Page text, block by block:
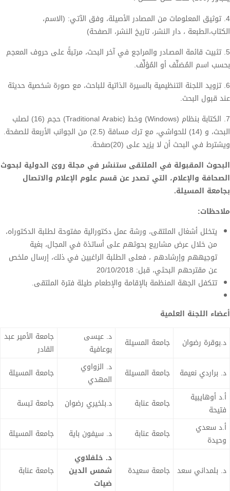
4. توثيق المعلومات من المصادر الأصيلة، وفق الآتي: (الاسم،
الكتاب،الطبعة ، دار النشر، تاريخ النشر، الصفحة)
5. تثبيت قائمة المصـادر والمراجع في آخر البحث، مرتبةً على حروف المعجم
بحسب اسم المُصَنِّف أو المُؤلِّف.
6. تزويد اللجنة التنظيمية بالسيرة الذاتية للباحث، مع صورة شخصية حديثة
عند قبول البحث.
7. الكتابة بنظام (Windows) وخط (Traditional Arabic) حجم (16) لصلب
البحث، و (14) للحواشي، مع ترك مسافة (2.5) من الجوانب الأربعة للصفحة.
ويشترط في البحث أن لا يزيد على (20)صفحة.
البحوث المقبولة في الملتقى ستنشر في مجلة روئ الدولية لبحوث
الصحافة والإعلام، التي تصدر عن قسم علوم الإعلام والاتصال
بجامعة المسيلة.
ملاحظات:
يتخلل أشغال الملتقى، ورشة عمل دكتورالية مفتوحة لطلبة الدكتوراه،
من خلال عرض مشاريع بحوثهم على أساتذة في المجال، بغية
توجيههم وإرشادهم ، فعلى الطلبة الراغبين في ذلك، إرسال ملخص
عن مقترحهم البحثي، قبل: 20/10/2018
تتكفل الجهة المنظمة بالإقامة والإطعام طيلة فترة الملتقى.
أعضاء اللجنة العلمية
د.بوقرة رضوان جامعة المسيلة
د. عيسى
بوعافية
جامعة الأمير عبد
القادر
د. براردي نعيمة
جامعة المسيلة
د. الزواوي
المهدي
جامعة المسيلة
أ.د أوهايبية
فتيحة
جامعة عنابة د.بلخيري رضوان
جامعة تبسة
أ.د سعدي
وحيدة
جامعة عنابة د. سيفون باية جامعة المسيلة
د. بلمداني سعد جامعة سعيدة
د. خلفلاوي
شمس الدين
ضيات
جامعة عنابة